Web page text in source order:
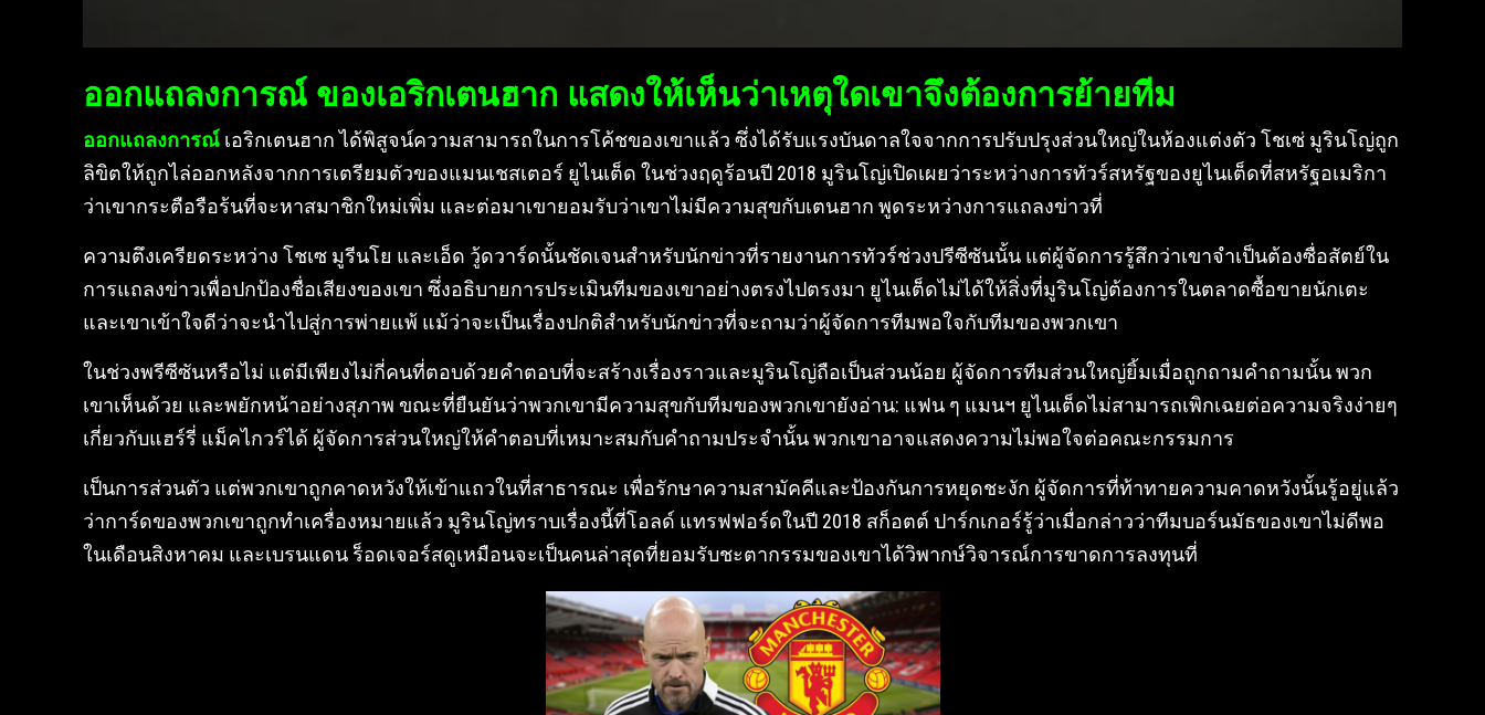
ออกแถลงการณ์ ของเอริกเตนฮาก แสดงให้เห็นว่าเหตุใดเขาจึงต้องการย้ายทีม
ออกแถลงการณ์ เอริกเตนฮาก ได้พิสูจน์ความสามารถในการโค้ชของเขาแล้ว ซึ่งได้รับแรงบันดาลใจจากการปรับปรุงส่วนใหญ่ในห้องแต่งตัว โชเซ่ มูรินโญ่ถูก
ลิขิตให้ถูกไล่ออกหลังจากการเตรียมตัวของแมนเชสเตอร์ ยูไนเต็ด ในช่วงฤดูร้อนปี 2018 มูรินโญ่เปิดเผยว่าระหว่างการทัวร์สหรัฐของยูไนเต็ดที่สหรัฐอเมริกา
ว่าเขากระตือรือร้นที่จะหาสมาชิกใหม่เพิ่ม และต่อมาเขายอมรับว่าเขาไม่มีความสุขกับเตนฮาก พูดระหว่างการแถลงข่าวที่
ความตึงเครียดระหว่าง โชเซ มูรีนโย และเอ็ด วู้ดวาร์ดนั้นชัดเจนสำหรับนักข่าวที่รายงานการทัวร์ช่วงปรีซีซันนั้น แต่ผู้จัดการรู้สึกว่าเขาจำเป็นต้องซื่อสัตย์ใน
การแถลงข่าวเพื่อปกป้องชื่อเสียงของเขา ซึ่งอธิบายการประเมินทีมของเขาอย่างตรงไปตรงมา ยูไนเต็ดไม่ได้ให้สิ่งที่มูรินโญ่ต้องการในตลาดซื้อขายนักเตะ
และเขาเข้าใจดีว่าจะนำไปสู่การพ่ายแพ้ แม้ว่าจะเป็นเรื่องปกติสำหรับนักข่าวที่จะถามว่าผู้จัดการทีมพอใจกับทีมของพวกเขา
ในช่วงพรีซีซันหรือไม่ แต่มีเพียงไม่กี่คนที่ตอบด้วยคำตอบที่จะสร้างเรื่องราวและมูรินโญ่ถือเป็นส่วนน้อย ผู้จัดการทีมส่วนใหญ่ยิ้มเมื่อถูกถามคำถามนั้น พวก
เขาเห็นด้วย และพยักหน้าอย่างสุภาพ ขณะที่ยืนยันว่าพวกเขามีความสุขกับทีมของพวกเขายังอ่าน: แฟน ๆ แมนฯ ยูไนเต็ดไม่สามารถเพิกเฉยต่อความจริงง่ายๆ
เกี่ยวกับแฮร์รี่ แม็คไกวร์ได้ ผู้จัดการส่วนใหญ่ให้คำตอบที่เหมาะสมกับคำถามประจำนั้น พวกเขาอาจแสดงความไม่พอใจต่อคณะกรรมการ
เป็นการส่วนตัว แต่พวกเขาถูกคาดหวังให้เข้าแถวในที่สาธารณะ เพื่อรักษาความสามัคคีและป้องกันการหยุดชะงัก ผู้จัดการที่ท้าทายความคาดหวังนั้นรู้อยู่แล้ว
ว่าการ์ดของพวกเขาถูกทำเครื่องหมายแล้ว มูรินโญ่ทราบเรื่องนี้ที่โอลด์ แทรฟฟอร์ดในปี 2018 สก็อตต์ ปาร์กเกอร์รู้ว่าเมื่อกล่าวว่าทีมบอร์นมัธของเขาไม่ดีพอ
ในเดือนสิงหาคม และเบรนแดน ร็อดเจอร์สดูเหมือนจะเป็นคนล่าสุดที่ยอมรับชะตากรรมของเขาได้วิพากษ์วิจารณ์การขาดการลงทุนที่